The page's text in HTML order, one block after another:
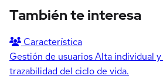
También te interesa
Característica
Gestión de usuariosAlta individual
trazabilidad del ciclo de vida.